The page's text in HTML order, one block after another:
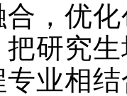
，优
研究
业相